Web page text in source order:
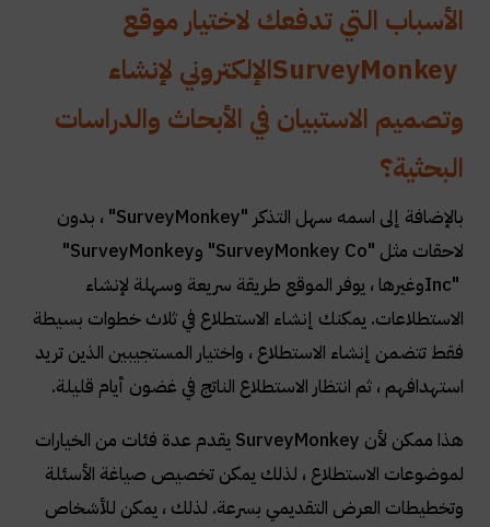
الأسباب التي تدفعك لاختيار موقع
SurveyMonkeyالإلكتروني لإنشاء
وتصميم الاستبيان في الأبحاث والدراسات
البحثية؟
بالإضافة إلى اسمه سهل التذكر "SurveyMonkey" ، بدون
لاحقات مثل "SurveyMonkey Co" و"SurveyMonkey
Inc"وغيرها ، يوفر الموقع طريقة سريعة وسهلة لإنشاء
الاستطلاعات. يمكنك إنشاء الاستطلاع في ثلاث خطوات بسيطة
فقط تتضمن إنشاء الاستطلاع ، واختيار المستجيبين الذين تريد
استهدافهم ، ثم انتظار الاستطلاع الناتج في غضون أيام قليلة.
هذا ممكن لأن SurveyMonkey يقدم عدة فئات من الخيارات
لموضوعات الاستطلاع ، لذلك يمكن تخصيص صياغة الأسئلة
وتخطيطات العرض التقديمي بسرعة. لذلك ، يمكن للأشخاص